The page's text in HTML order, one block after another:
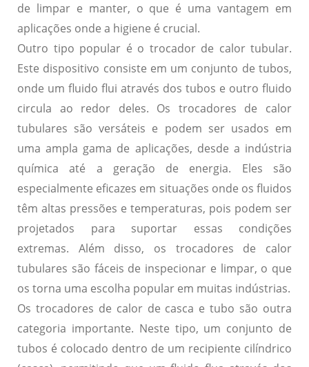
de limpar e manter, o que é uma vantagem em
aplicações onde a higiene é crucial.
Outro tipo popular é o trocador de calor tubular.
Este dispositivo consiste em um conjunto de tubos,
onde um fluido flui através dos tubos e outro fluido
circula ao redor deles. Os trocadores de calor
tubulares são versáteis e podem ser usados em
uma ampla gama de aplicações, desde a indústria
química até a geração de energia. Eles são
especialmente eficazes em situações onde os fluidos
têm altas pressões e temperaturas, pois podem ser
projetados para suportar essas condições
extremas. Além disso, os trocadores de calor
tubulares são fáceis de inspecionar e limpar, o que
os torna uma escolha popular em muitas indústrias.
Os trocadores de calor de casca e tubo são outra
categoria importante. Neste tipo, um conjunto de
tubos é colocado dentro de um recipiente cilíndrico